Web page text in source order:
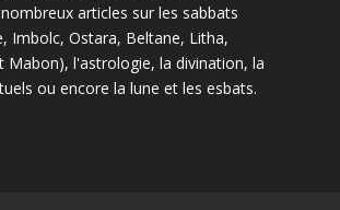
articles sur les sabbats
Imbolc, Ostara, Beltane, Litha,
Mabon), l'astrologie, la divination, la
ou encore la lune et les esbats.